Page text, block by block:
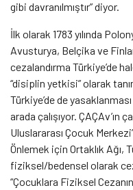
gibi davranılmıştır” diyor.
İlk olarak 1783 yılında
Avusturya, Belçika ve
cezalandırma Türkiye’de
“disiplin yetkisi” olarak
Türkiye’de de
arada çalışıyor. ÇAÇAv’ın
Uluslararası Çocuk
Önlemek için Ortaklık Ağı,
fiziksel/bedensel olarak
“Çocuklara Fiziksel